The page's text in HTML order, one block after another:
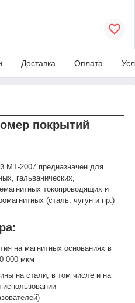
Доставка Оплата
покрытий
МТ-2007 предназначен для
гальванических,
токопроводящих и
(сталь, чугун и пр.)
на магнитных основаниях в
000 мкм
на стали, в том числе и на
использовании